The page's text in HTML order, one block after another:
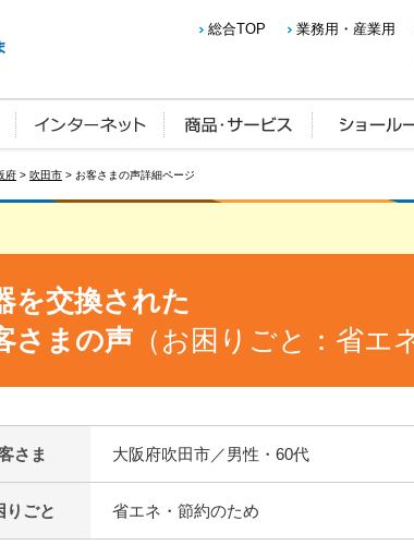
総合TOP 業務用・産業用
府 > 吹田市 > お客さまの声詳細ページ
を交換された
さまの声 （お困りごと：省エ
さま 大阪府吹田市／男性・60代
りごと 省エネ・節約のため